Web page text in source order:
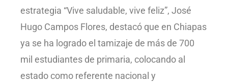
estrategia “Vive saludable, vive feliz”, José
Hugo Campos Flores, destacó que en Chiapas
ya se ha logrado el tamizaje de más de 700
mil estudiantes de primaria, colocando al
estado como referente nacional y